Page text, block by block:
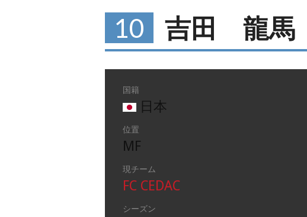
10 吉田 龍馬
国籍
日本
位置
MF
現チーム
FC CEDAC
シーズン